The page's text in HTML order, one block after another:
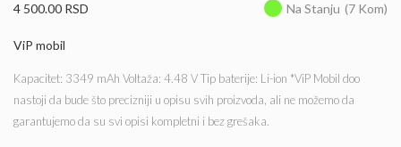
4 500.00 RSD Na Stanju (7 Kom)
ViP mobil
Kapacitet: 3349 mAh Voltaža: 4.48 V Tip baterije: Li-ion *ViP Mobil doo
nastoji da bude što precizniji u opisu svih proizvoda, ali ne možemo da
garantujemo da su svi opisi kompletni i bez grešaka.